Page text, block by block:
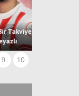
9 10